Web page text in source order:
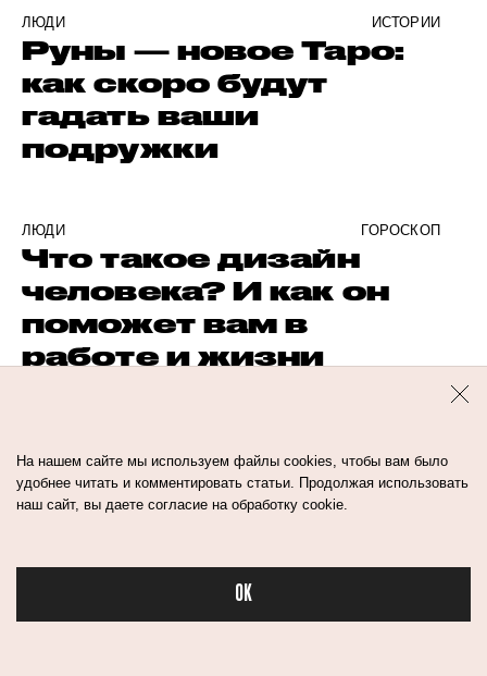
ЛЮДИ ИСТОРИИ
Руны — новое Таро:
как скоро будут
гадать ваши
подружки
ЛЮДИ ГОРОСКОП
Что такое дизайн
человека? И как он
поможет вам в
работе и жизни
КОММЕНТАРИИ
На нашем сайте мы используем файлы cookies, чтобы вам было
удобнее читать и комментировать статьи. Продолжая использовать
наш сайт, вы даете согласие на обработку cookie.
OK